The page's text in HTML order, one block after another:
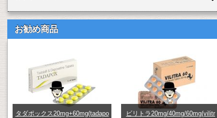
お勧め商品
タダポックス20mg+60mg(tadapo
ビリトラ20mg/40mg/60mg(vilitr